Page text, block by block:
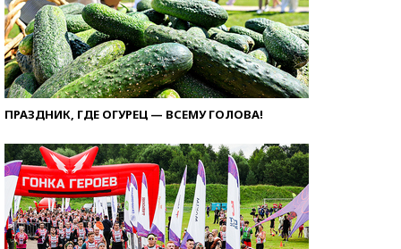
ПРАЗДНИК, ГДЕ ОГУРЕЦ — ВСЕМУ ГОЛОВА!